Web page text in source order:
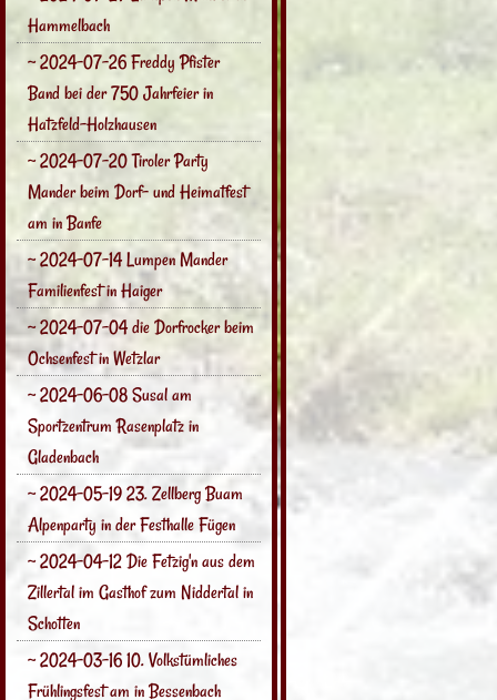
Hammelbach
~ 2024-07-26 Freddy Pfister
Band bei der 750 Jahrfeier in
Hatzfeld-Holzhausen
~ 2024-07-20 Tiroler Party
Mander beim Dorf- und Heimatfest
am in Banfe
~ 2024-07-14 Lumpen Mander
Familienfest in Haiger
~ 2024-07-04 die Dorfrocker beim
Ochsenfest in Wetzlar
~ 2024-06-08 Susal am
Sportzentrum Rasenplatz in
Gladenbach
~ 2024-05-19 23. Zellberg Buam
Alpenparty in der Festhalle Fügen
~ 2024-04-12 Die Fetzig'n aus dem
Zillertal im Gasthof zum Niddertal in
Schotten
~ 2024-03-16 10. Volkstümliches
Frühlingsfest am in Bessenbach